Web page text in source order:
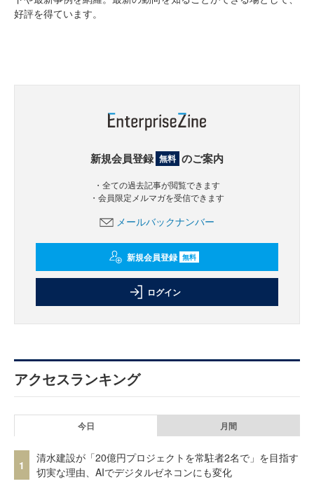
好評を得ています。
新規会員登録 無料 のご案内
・全ての過去記事が閲覧できます
・会員限定メルマガを受信できます
メールバックナンバー
新規会員登録 無料
ログイン
アクセスランキング
今日 月間
1
清水建設が「20億円プロジェクトを常駐者2名で」を目指す
切実な理由、AIでデジタルゼネコンにも変化